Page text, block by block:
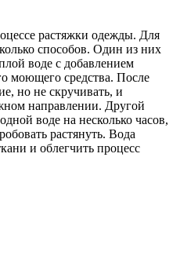
растяжки одежды. Для
способов. Один из них
воде с добавлением
моющего средства. После
но не скручивать, и
направлении. Другой
воде на несколько часов,
растянуть. Вода
и облегчить процесс